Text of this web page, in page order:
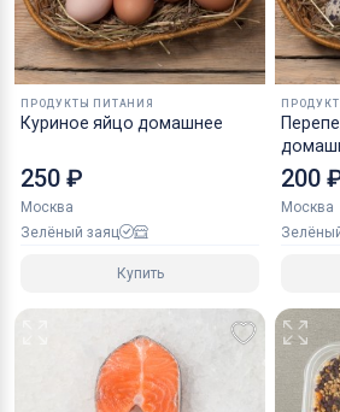
ПРОДУКТЫ ПИТАНИЯ
Куриное яйцо домашнее
250 ₽
Москва
Зелёный заяц
Купить
200
Москва